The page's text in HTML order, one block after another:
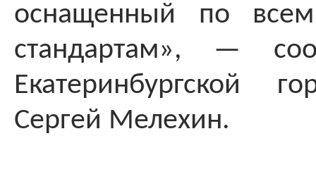
оснащенный по
стандартам», —
Екатеринбургской
Сергей Мелехин.